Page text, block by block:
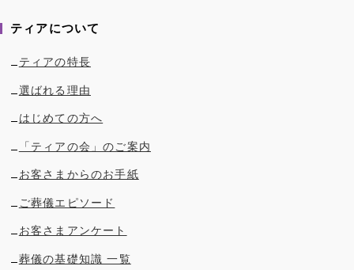
ティアについて
ティアの特長
選ばれる理由
はじめての方へ
「ティアの会」のご案内
お客さまからのお手紙
ご葬儀エピソード
お客さまアンケート
葬儀の基礎知識 一覧